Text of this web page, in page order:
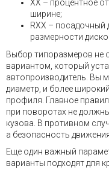
XX – процентное
ширине;
RXX – посадочный
размерности
Выбор типоразмеров не
вариантом, который
автопроизводитель. Вы
диаметр, и более
профиля. Главное
при поворотах не
кузова. В противном
а безопасность
Еще один важный
варианты подходят для